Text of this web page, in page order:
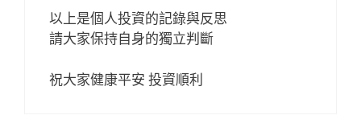
以上是個人投資的記錄與反思
請大家保持自身的獨立判斷
祝大家健康平安 投資順利